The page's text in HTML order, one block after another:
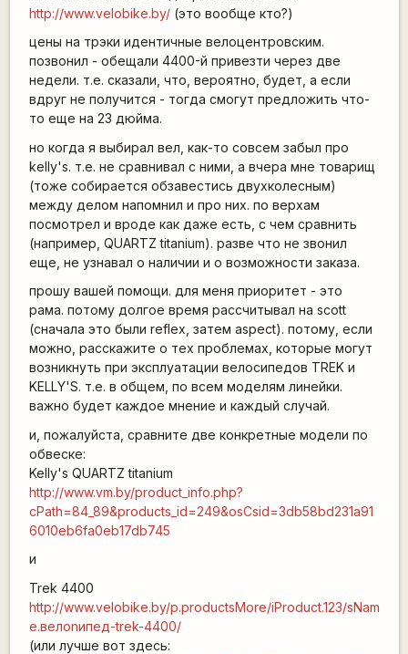
http://www.velobike.by/(это вообще кто?)
цены на трэки идентичные велоцентровским.
позвонил - обещали 4400-й привезти через две
недели. т.е. сказали, что, вероятно, будет, а если
вдруг не получится - тогда смогут предложить что-
то еще на 23 дюйма.
но когда я выбирал вел, как-то совсем забыл про
kelly's. т.е. не сравнивал с ними, а вчера мне товарищ
(тоже собирается обзавестись двухколесным)
между делом напомнил и про них. по верхам
посмотрел и вроде как даже есть, с чем сравнить
(например, QUARTZ titanium). разве что не звонил
еще, не узнавал о наличии и о возможности заказа.
прошу вашей помощи. для меня приоритет - это
рама. потому долгое время рассчитывал на scott
(сначала это были reflex, затем aspect). потому, если
можно, расскажите о тех проблемах, которые могут
возникнуть при эксплуатации велосипедов TREK и
KELLY'S. т.е. в общем, по всем моделям линейки.
важно будет каждое мнение и каждый случай.
и, пожалуйста, сравните две конкретные модели по
обвеске:
Kelly's QUARTZ titanium
http://www.vm.by/product_info.php?
cPath=84_89&products_id=249&osCsid=3db58bd231a91
6010eb6fa0eb17db745
и
Trek 4400
http://www.velobike.by/p.productsMore/iProduct.123/sNam
e.велоnипед-trek-4400/
(или лучше вот здесь: